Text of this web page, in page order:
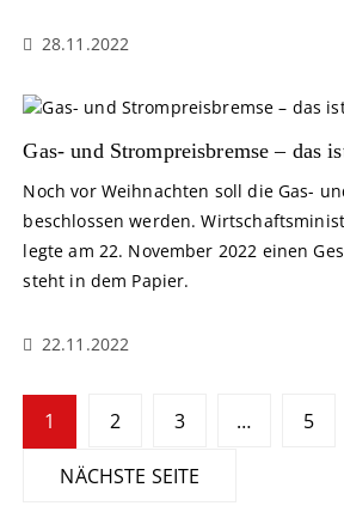
28.11.2022
Gas- und Strompreisbremse – das
Noch vor Weihnachten soll die Gas-
beschlossen werden.
legte am 22. November 2022 einen
steht in dem Papier.
22.11.2022
e
1 2 3 … 5
NÄCHSTE SEITE